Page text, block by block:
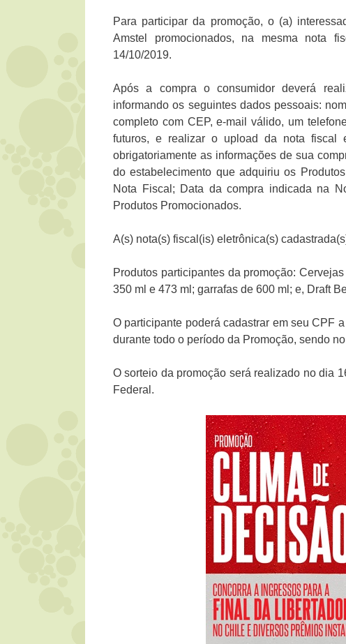
Para participar da promoção, o (a)
Amstel promocionados, na mesma nota
14/10/2019.
Após a compra o consumidor deverá
informando os seguintes dados pessoais:
completo com CEP, e-mail válido, um
futuros, e realizar o upload da nota
obrigatoriamente as informações de sua
do estabelecimento que adquiriu os
Nota Fiscal; Data da compra indicada na
Produtos Promocionados.
A(s) nota(s) fiscal(is) eletrônica(s)
Produtos participantes da promoção:
350 ml e 473 ml; garrafas de 600 ml; e, Draft
O participante poderá cadastrar em seu CPF
durante todo o período da Promoção, sendo
O sorteio da promoção será realizado no dia
Federal.